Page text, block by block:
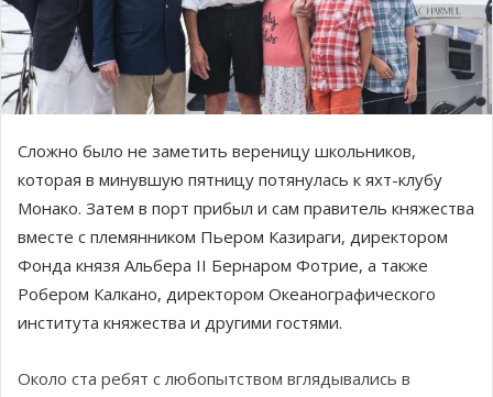
Сложно было не заметить вереницу школьников,
которая в минувшую пятницу потянулась к яхт-клубу
Монако. Затем в порт прибыл и сам правитель княжества
вместе с племянником Пьером Казираги, директором
Фонда князя Альбера II Бернаром Фотрие, а также
Робером Калкано, директором Океанографического
института княжества и другими гостями.
Около ста ребят с любопытством вглядывались в